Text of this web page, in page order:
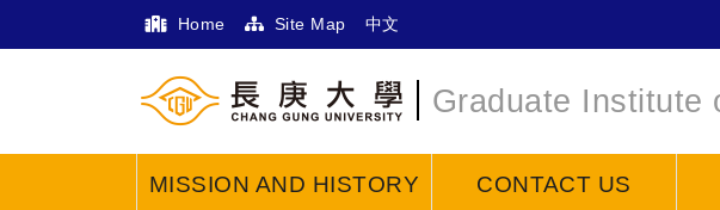
Home Site Map 中文
Graduate Institute
MISSION AND HISTORY CONTACT US